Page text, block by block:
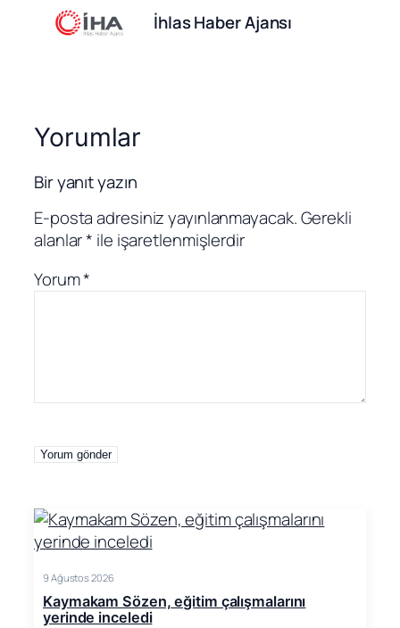
İhlas Haber Ajansı
Yorumlar
Bir yanıt yazın
E-posta adresiniz yayınlanmayacak.Gerekli
alanlar* ile işaretlenmişlerdir
Yorum*
9 Ağustos 2026
Kaymakam Sözen, eğitim çalışmalarını
yerinde inceledi